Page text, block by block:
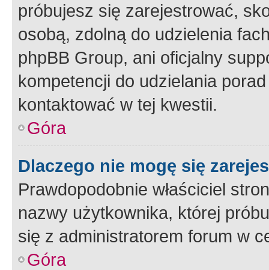
próbujesz się zarejestrować,
osobą, zdolną do udzielenia
phpBB Group, ani oficjalny
kompetencji do udzielania
kontaktować w tej kwestii.
Góra
Dlaczego nie mogę się
Prawdopodobnie właściciel
nazwy użytkownika, której
się z administratorem forum w
Góra